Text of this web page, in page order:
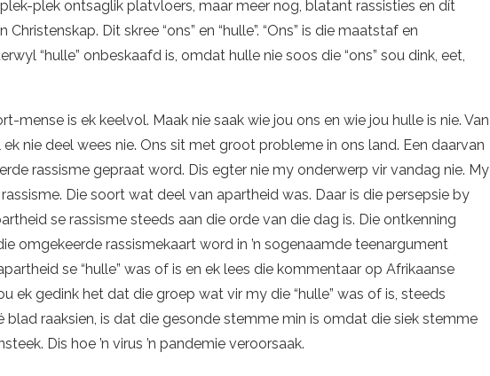
plek ontsaglik platvloers, maar meer nog, blatant rassisties en dít
Dit skree “ons” en “hulle”. “Ons” is die maatstaf en
“hulle” onbeskaafd is, omdat hulle nie soos die “ons” sou dink, eet,
mense is ek keelvol. Maak nie saak wie jou ons en wie jou hulle is nie. Van
ek nie deel wees nie. Ons sit met groot probleme in ons land. Een daarvan
rassisme gepraat word. Dis egter nie my onderwerp vir vandag nie. My
Die soort wat deel van apartheid was. Daar is die persepsie by
se rassisme steeds aan die orde van die dag is. Die ontkenning
omgekeerde rassismekaart word in ’n sogenaamde teenargument
se “hulle” was of is en ek lees die kommentaar op Afrikaanse
ek gedink het dat die groep wat vir my die “hulle” was of is, steeds
blad raaksien, is dat die gesonde stemme min is omdat die siek stemme
Dis hoe ’n virus ’n pandemie veroorsaak.